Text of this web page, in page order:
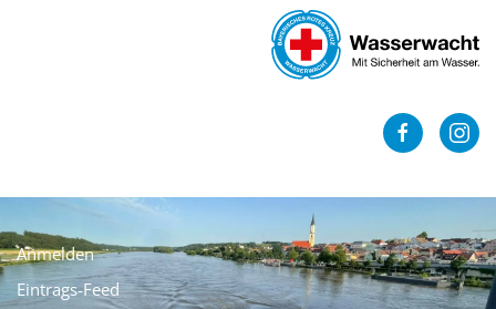
Anmelden
Eintrags-Feed